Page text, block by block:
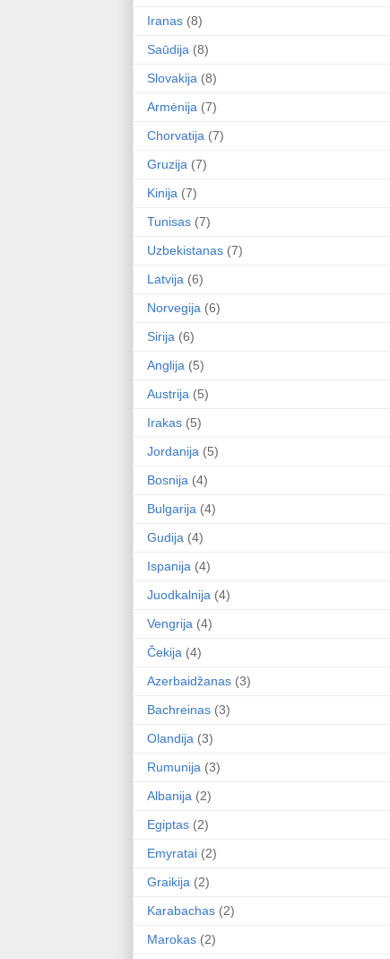
Iranas (8)
Saūdija (8)
Slovakija (8)
Armėnija (7)
Chorvatija (7)
Gruzija (7)
Kinija (7)
Tunisas (7)
Uzbekistanas (7)
Latvija (6)
Norvegija (6)
Sirija (6)
Anglija (5)
Austrija (5)
Irakas (5)
Jordanija (5)
Bosnija (4)
Bulgarija (4)
Gudija (4)
Ispanija (4)
Juodkalnija (4)
Vengrija (4)
Čekija (4)
Azerbaidžanas (3)
Bachreinas (3)
Olandija (3)
Rumunija (3)
Albanija (2)
Egiptas (2)
Emyratai (2)
Graikija (2)
Karabachas (2)
Marokas (2)